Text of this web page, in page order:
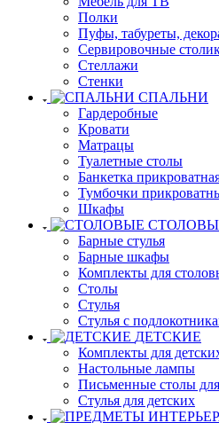
Полки
Пуфы, табуреты,
Сервировочные
Стеллажи
Стенки
СПАЛЬНИ
Гардеробные
Кровати
Матрацы
Туалетные столы
Банкетка
Тумбочки
Шкафы
Барные стулья
Барные шкафы
Комплекты для
Столы
Стулья
Стулья с
ДЕТСКИЕ
Комплекты для
Настольные лампы
Письменные столы
Стулья для детских